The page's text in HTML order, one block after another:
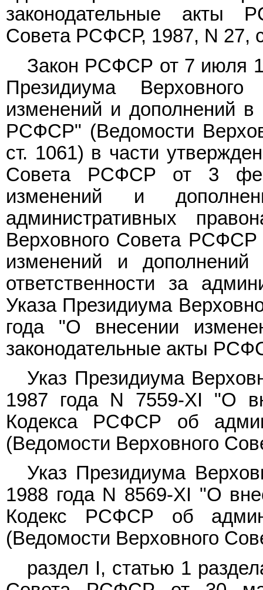
законодательные акты
Совета РСФСР, 1987, N 27,
Закон РСФСР от 7 июля
Президиума
изменений и дополнений в
РСФСР" (Ведомости
ст. 1061) в части
Совета РСФСР от 3
изменений и
административных
Верховного Совета
изменений и
ответственности за
Указа Президиума
года "О внесении
законодательные акты
Указ Президиума
1987 года N 7559-XI "О
Кодекса РСФСР об
(Ведомости Верховного
Указ Президиума
1988 года N 8569-XI "О
Кодекс РСФСР об
(Ведомости Верховного
раздел I, статью 1